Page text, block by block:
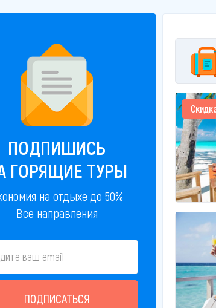
ПОДПИШИСЬ
ГОРЯЩИЕ ТУРЫ
на отдыхе до 50%
Все направления
ПОДПИСАТЬСЯ